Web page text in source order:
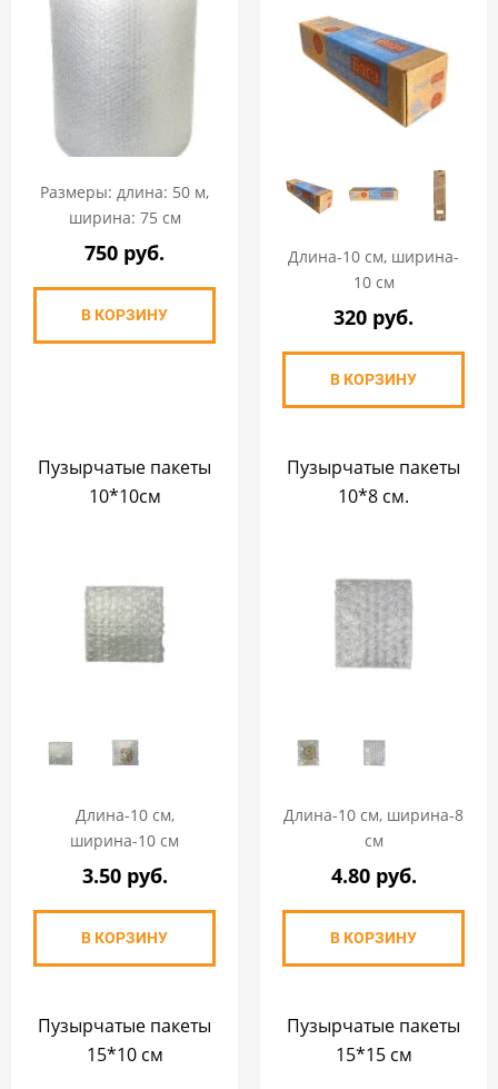
Размеры: длина: 50 м,
ширина: 75 см
750 руб.
В КОРЗИНУ
Длина-10 см, ширина-
10 см
320 руб.
В КОРЗИНУ
Пузырчатые пакеты
10*10см
Длина-10 см,
ширина-10 см
3.50 руб.
В КОРЗИНУ
Пузырчатые пакеты
10*8 см.
Длина-10 см, ширина-8
см
4.80 руб.
В КОРЗИНУ
Пузырчатые пакеты
15*10 см
Пузырчатые пакеты
15*15 см